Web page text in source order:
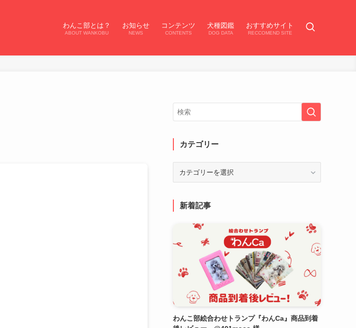
わんこ部とは？
ABOUT WANKOBU
お知らせ
NEWS
コンテンツ
CONTENTS
犬種図鑑
DOG DATA
おすすめサイト
RECCOMEND SITE
カテゴリー
リ
新着記事
わんこ部絵合わせトランプ『わんCa』商品到着